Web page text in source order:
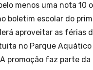
menos uma nota 10
boletim escolar do
aproveitar as férias
no Parque Aquático
promoção faz parte da